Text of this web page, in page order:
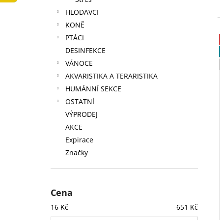
HLODAVCI
KONĚ
PTÁCI
DESINFEKCE
VÁNOCE
AKVARISTIKA A TERARISTIKA
HUMÁNNÍ SEKCE
OSTATNÍ
VÝPRODEJ
AKCE
Expirace
Značky
Cena
16 Kč 651 Kč
í
i
74 Kč